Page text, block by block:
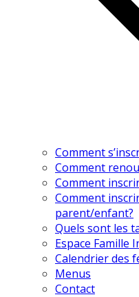
Comment
Comment
Comment
Comment
parent/enfant?
Quels sont les
Espace Famille
Calendrier des
Menus
Contact